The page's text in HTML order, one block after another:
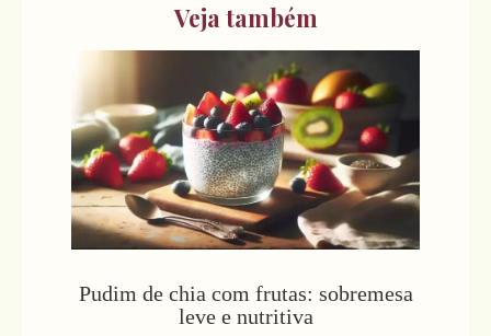
Veja também
Pudim de chia com frutas: sobremesa
leve e nutritiva